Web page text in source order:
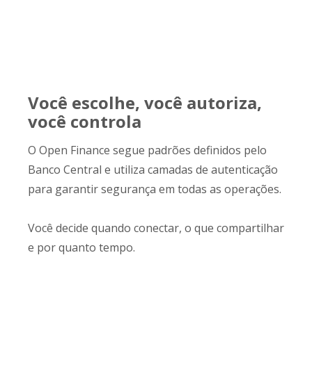
Você escolhe, você autoriza,
você controla
O Open Finance segue padrões definidos pelo
Banco Central e utiliza camadas de autenticação
para garantir segurança em todas as operações.
Você decide quando conectar, o que compartilhar
e por quanto tempo.